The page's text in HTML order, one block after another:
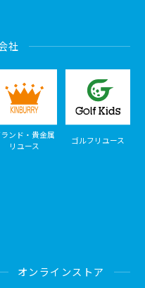
社
ンド・貴金属
リユース
ゴルフリユース
オンラインストア